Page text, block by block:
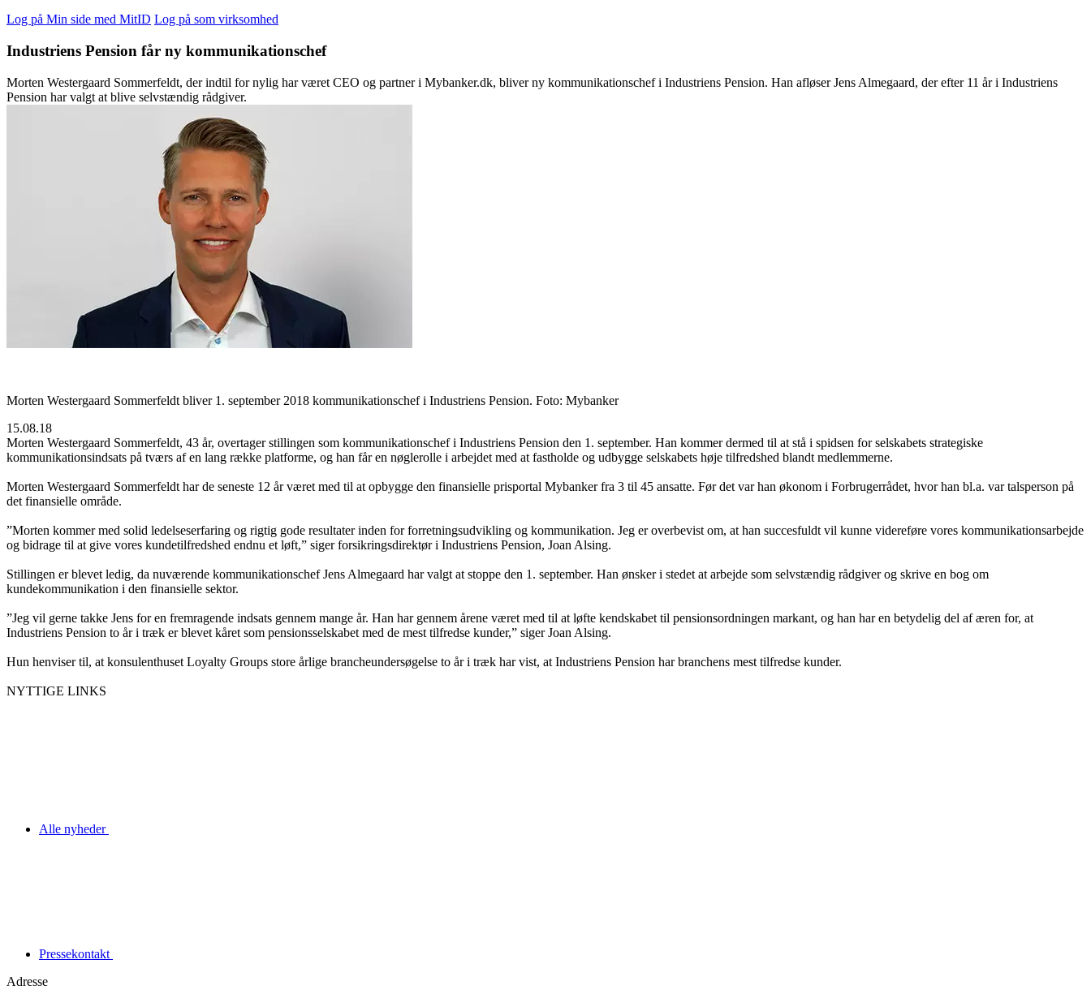
Log på Min side med MitID Log på som virksomhed
Industriens Pension får ny kommunikationschef
Morten Westergaard Sommerfeldt, der indtil for nylig har været CEO og partner i Mybanker.dk, bliver ny kommunikationschef i Industriens Pension. Han afløser Jens Almegaard, der efter 11 år i Industriens
Pension har valgt at blive selvstændig rådgiver.
Morten Westergaard Sommerfeldt bliver 1. september 2018 kommunikationschef i Industriens Pension. Foto: Mybanker
15.08.18
Morten Westergaard Sommerfeldt, 43 år, overtager stillingen som kommunikationschef i Industriens Pension den 1. september. Han kommer dermed til at stå i spidsen for selskabets strategiske
kommunikationsindsats på tværs af en lang række platforme, og han får en nøglerolle i arbejdet med at fastholde og udbygge selskabets høje tilfredshed blandt medlemmerne.
Morten Westergaard Sommerfeldt har de seneste 12 år været med til at opbygge den finansielle prisportal Mybanker fra 3 til 45 ansatte. Før det var han økonom i Forbrugerrådet, hvor han bl.a. var talsperson på
det finansielle område.
”Morten kommer med solid ledelseserfaring og rigtig gode resultater inden for forretningsudvikling og kommunikation. Jeg er overbevist om, at han succesfuldt vil kunne videreføre vores kommunikationsarbejde
og bidrage til at give vores kundetilfredshed endnu et løft,” siger forsikringsdirektør i Industriens Pension, Joan Alsing.
Stillingen er blevet ledig, da nuværende kommunikationschef Jens Almegaard har valgt at stoppe den 1. september. Han ønsker i stedet at arbejde som selvstændig rådgiver og skrive en bog om
kundekommunikation i den finansielle sektor.
”Jeg vil gerne takke Jens for en fremragende indsats gennem mange år. Han har gennem årene været med til at løfte kendskabet til pensionsordningen markant, og han har en betydelig del af æren for, at
Industriens Pension to år i træk er blevet kåret som pensionsselskabet med de mest tilfredse kunder,” siger Joan Alsing.
Hun henviser til, at konsulenthuset Loyalty Groups store årlige brancheundersøgelse to år i træk har vist, at Industriens Pension har branchens mest tilfredse kunder.
NYTTIGE LINKS
Alle nyheder
Pressekontakt
Adresse